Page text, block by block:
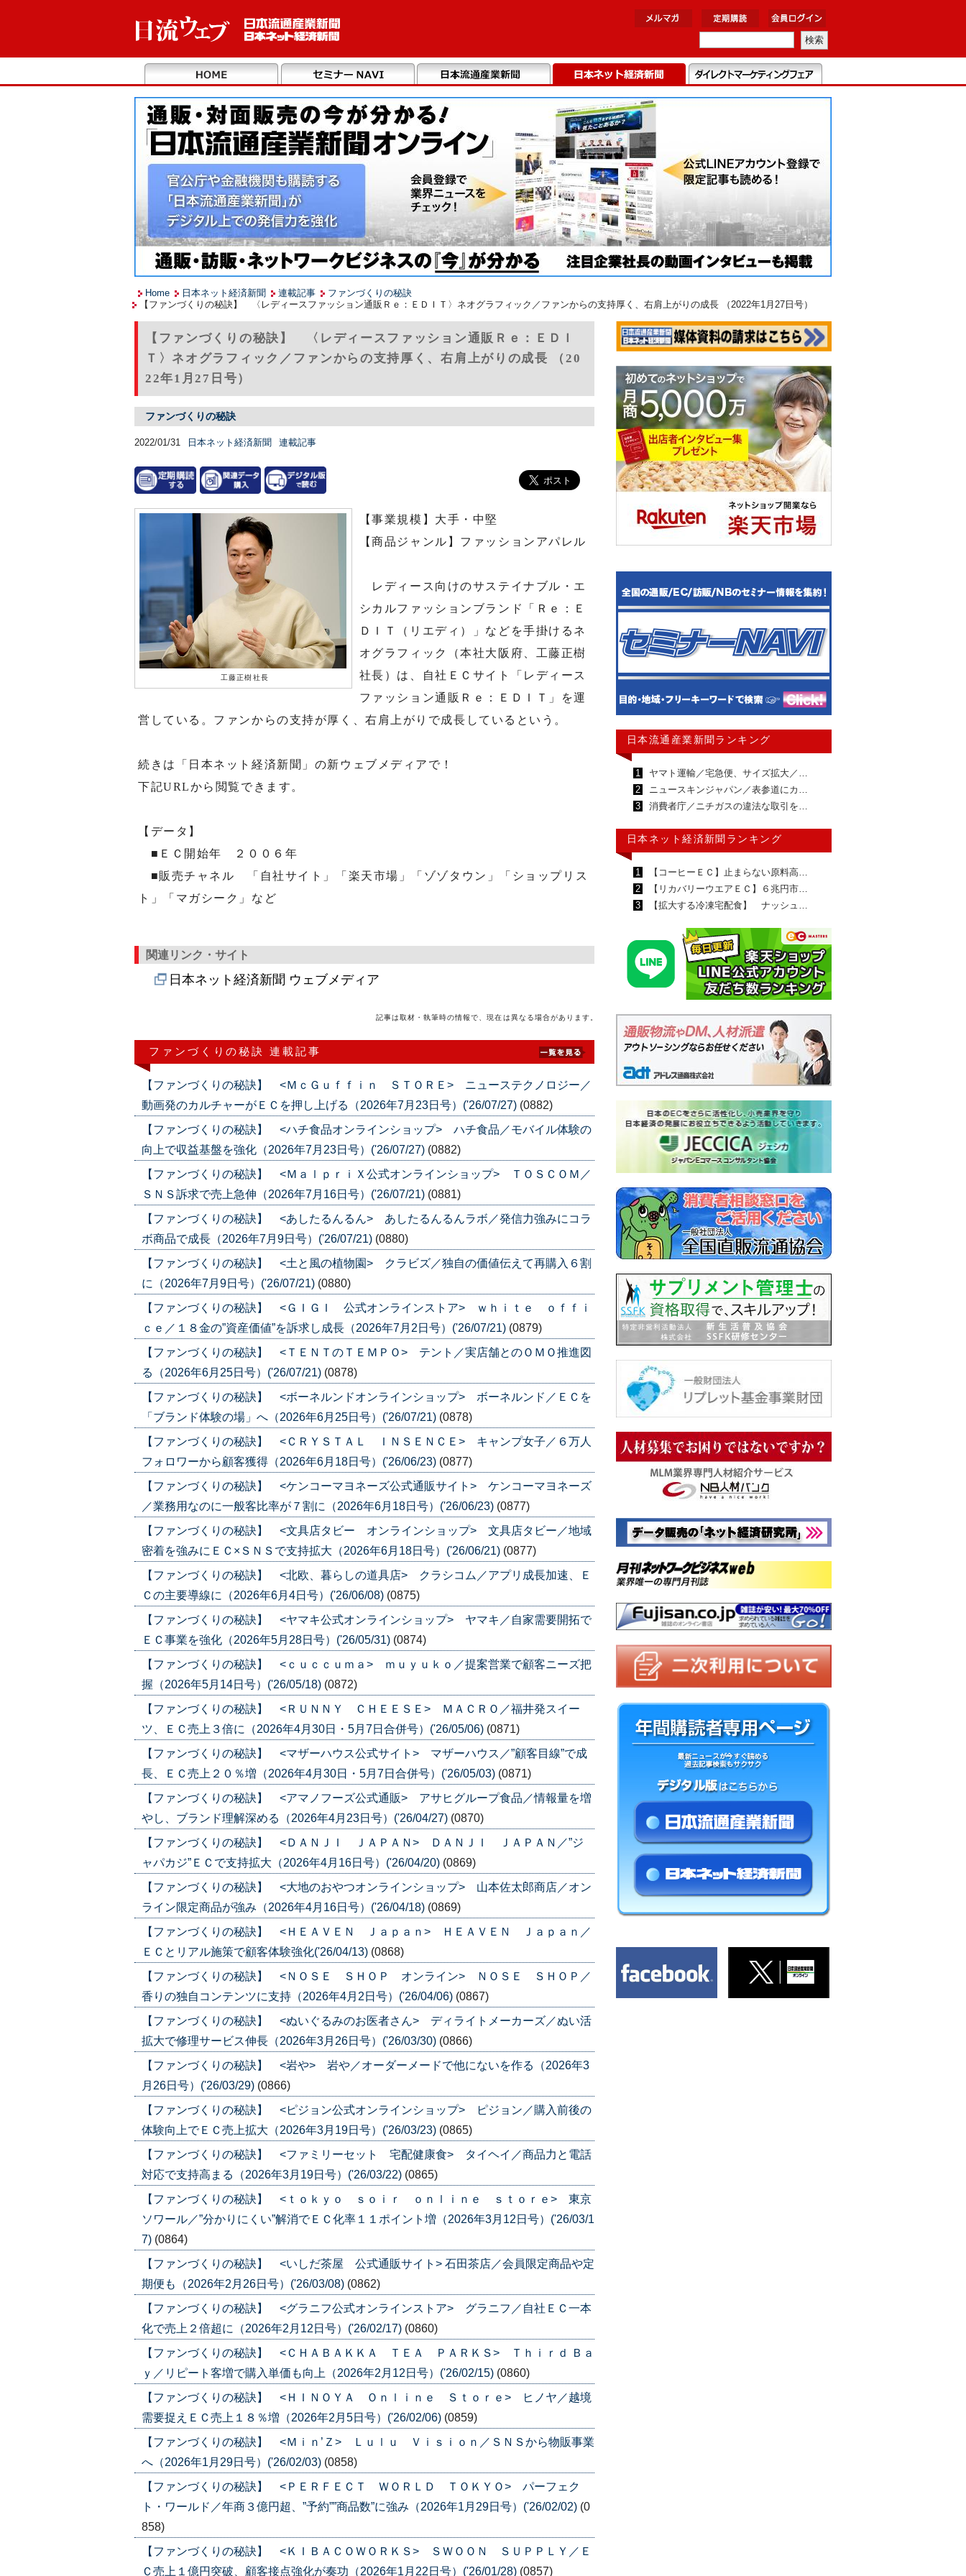
Home 日本ネット経済新聞 連載記事
ファンづくりの秘訣
【ファンづくりの秘訣】 〈レディースファッション通販Ｒｅ：ＥＤＩＴ〉ネオグラフィック／ファンからの支持厚く、右肩上がりの成長 （2022年1月27日号）
【ファンづくりの秘訣】 〈レディースファッション通販Ｒｅ：ＥＤＩ
Ｔ〉ネオグラフィック／ファンからの支持厚く、右肩上がりの成長 （20
22年1月27日号）
ファンづくりの秘訣
2022/01/31 日本ネット経済新聞 連載記事
工藤正樹社長
【事業規模】大手・中堅
【商品ジャンル】ファッションアパレル
レディース向けのサステイナブル・エ
シカルファッションブランド「Ｒｅ：Ｅ
ＤＩＴ（リエディ）」などを手掛けるネ
オグラフィック（本社大阪府、工藤正樹
社長）は、自社ＥＣサイト「レディース
ファッション通販Ｒｅ：ＥＤＩＴ」を運
営している。ファンからの支持が厚く、右肩上がりで成長しているという。
続きは「日本ネット経済新聞」の新ウェブメディアで！
下記URLから閲覧できます。
【データ】
■ＥＣ開始年 ２００６年
■販売チャネル 「自社サイト」「楽天市場」「ゾゾタウン」「ショップリス
ト」「マガシーク」など
関連リンク・サイト
日本ネット経済新聞 ウェブメディア
記事は取材・執筆時の情報で、現在は異なる場合があります。
ファンづくりの秘訣 連載記事
【ファンづくりの秘訣】 <ＭｃＧｕｆｆｉｎ ＳＴＯＲＥ> ニューステクノロジー／
動画発のカルチャーがＥＣを押し上げる（2026年7月23日号）('26/07/27) (0882)
【ファンづくりの秘訣】 <ハチ食品オンラインショップ> ハチ食品／モバイル体験の
向上で収益基盤を強化（2026年7月23日号）('26/07/27) (0882)
【ファンづくりの秘訣】 <ＭａｌｐｒｉＸ公式オンラインショップ> ＴＯＳＣＯＭ／
ＳＮＳ訴求で売上急伸（2026年7月16日号）('26/07/21) (0881)
【ファンづくりの秘訣】 <あしたるんるん> あしたるんるんラボ／発信力強みにコラ
ボ商品で成長（2026年7月9日号）('26/07/21) (0880)
【ファンづくりの秘訣】 <土と風の植物園> クラビズ／独自の価値伝えて再購入６割
に（2026年7月9日号）('26/07/21) (0880)
【ファンづくりの秘訣】 <ＧＩＧＩ 公式オンラインストア> ｗｈｉｔｅ ｏｆｆｉ
ｃｅ／１８金の”資産価値”を訴求し成長（2026年7月2日号）('26/07/21) (0879)
【ファンづくりの秘訣】 <ＴＥＮＴのＴＥＭＰＯ> テント／実店舗とのＯＭＯ推進図
る（2026年6月25日号）('26/07/21) (0878)
【ファンづくりの秘訣】 <ボーネルンドオンラインショップ> ボーネルンド／ＥＣを
「ブランド体験の場」へ（2026年6月25日号）('26/07/21) (0878)
【ファンづくりの秘訣】 <ＣＲＹＳＴＡＬ ＩＮＳＥＮＣＥ> キャンプ女子／６万人
フォロワーから顧客獲得（2026年6月18日号）('26/06/23) (0877)
【ファンづくりの秘訣】 <ケンコーマヨネーズ公式通販サイト> ケンコーマヨネーズ
／業務用なのに一般客比率が７割に（2026年6月18日号）('26/06/23) (0877)
【ファンづくりの秘訣】 <文具店タビー オンラインショップ> 文具店タビー／地域
密着を強みにＥＣ×ＳＮＳで支持拡大（2026年6月18日号）('26/06/21) (0877)
【ファンづくりの秘訣】 <北欧、暮らしの道具店> クラシコム／アプリ成長加速、Ｅ
Ｃの主要導線に（2026年6月4日号）('26/06/08) (0875)
【ファンづくりの秘訣】 <ヤマキ公式オンラインショップ> ヤマキ／自家需要開拓で
ＥＣ事業を強化（2026年5月28日号）('26/05/31) (0874)
【ファンづくりの秘訣】 <ｃｕｃｃｕｍａ> ｍｕｙｕｋｏ／提案営業で顧客ニーズ把
握（2026年5月14日号）('26/05/18) (0872)
【ファンづくりの秘訣】 <ＲＵＮＮＹ ＣＨＥＥＳＥ> ＭＡＣＲＯ／福井発スイー
ツ、ＥＣ売上３倍に（2026年4月30日・5月7日合併号）('26/05/06) (0871)
【ファンづくりの秘訣】 <マザーハウス公式サイト> マザーハウス／”顧客目線”で成
長、ＥＣ売上２０％増（2026年4月30日・5月7日合併号）('26/05/03) (0871)
【ファンづくりの秘訣】 <アマノフーズ公式通販> アサヒグループ食品／情報量を増
やし、ブランド理解深める（2026年4月23日号）('26/04/27) (0870)
【ファンづくりの秘訣】 <ＤＡＮＪＩ ＪＡＰＡＮ> ＤＡＮＪＩ ＪＡＰＡＮ／”ジ
ャパカジ”ＥＣで支持拡大（2026年4月16日号）('26/04/20) (0869)
【ファンづくりの秘訣】 <大地のおやつオンラインショップ> 山本佐太郎商店／オン
ライン限定商品が強み（2026年4月16日号）('26/04/18) (0869)
【ファンづくりの秘訣】 <ＨＥＡＶＥＮ Ｊａｐａｎ> ＨＥＡＶＥＮ Ｊａｐａｎ／
ＥＣとリアル施策で顧客体験強化('26/04/13) (0868)
【ファンづくりの秘訣】 <ＮＯＳＥ ＳＨＯＰ オンライン> ＮＯＳＥ ＳＨＯＰ／
香りの独自コンテンツに支持（2026年4月2日号）('26/04/06) (0867)
【ファンづくりの秘訣】 <ぬいぐるみのお医者さん> ディライトメーカーズ／ぬい活
拡大で修理サービス伸長（2026年3月26日号）('26/03/30) (0866)
【ファンづくりの秘訣】 <岩や> 岩や／オーダーメードで他にないを作る（2026年3
月26日号）('26/03/29) (0866)
【ファンづくりの秘訣】 <ピジョン公式オンラインショップ> ピジョン／購入前後の
体験向上でＥＣ売上拡大（2026年3月19日号）('26/03/23) (0865)
【ファンづくりの秘訣】 <ファミリーセット 宅配健康食> タイヘイ／商品力と電話
対応で支持高まる（2026年3月19日号）('26/03/22) (0865)
【ファンづくりの秘訣】 <ｔｏｋｙｏ ｓｏｉｒ ｏｎｌｉｎｅ ｓｔｏｒｅ> 東京
ソワール／”分かりにくい”解消でＥＣ化率１１ポイント増（2026年3月12日号）('26/03/1
7) (0864)
【ファンづくりの秘訣】 <いしだ茶屋 公式通販サイト> 石田茶店／会員限定商品や定
期便も（2026年2月26日号）('26/03/08) (0862)
【ファンづくりの秘訣】 <グラニフ公式オンラインストア> グラニフ／自社ＥＣ一本
化で売上２倍超に（2026年2月12日号）('26/02/17) (0860)
【ファンづくりの秘訣】 <ＣＨＡＢＡＫＫＡ ＴＥＡ ＰＡＲＫＳ> Ｔｈｉｒｄ Ｂａ
ｙ／リピート客増で購入単価も向上（2026年2月12日号）('26/02/15) (0860)
【ファンづくりの秘訣】 <ＨＩＮＯＹＡ Ｏｎｌｉｎｅ Ｓｔｏｒｅ> ヒノヤ／越境
需要捉えＥＣ売上１８％増（2026年2月5日号）('26/02/06) (0859)
【ファンづくりの秘訣】 <Ｍｉｎ’Ｚ> Ｌｕｌｕ Ｖｉｓｉｏｎ／ＳＮＳから物販事業
へ（2026年1月29日号）('26/02/03) (0858)
【ファンづくりの秘訣】 <ＰＥＲＦＥＣＴ ＷＯＲＬＤ ＴＯＫＹＯ> パーフェク
ト・ワールド／年商３億円超、”予約””商品数”に強み（2026年1月29日号）('26/02/02) (0
858)
【ファンづくりの秘訣】 <ＫＩＢＡＣＯＷＯＲＫＳ> ＳＷＯＯＮ ＳＵＰＰＬＹ／Ｅ
Ｃ売上１億円突破、顧客接点強化が奏功（2026年1月22日号）('26/01/28) (0857)
日本流通産業新聞ランキング
1
ヤマト運輸／宅急便、サイズ拡大／…
2
ニュースキンジャパン／表参道にカ…
3
消費者庁／ニチガスの違法な取引を…
日本ネット経済新聞ランキング
1
【コーヒーＥＣ】止まらない原料高…
2
【リカバリーウエアＥＣ】６兆円市…
3
【拡大する冷凍宅配食】 ナッシュ…